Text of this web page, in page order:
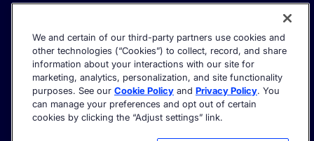
Erhalten Sie die neuesten Informationen zur KI-Suche – direkt in
Ihren Posteingang.
©2026 Algolia – Alle Rechte vorbehalten.
We and certain of our third-party partners use cookies and
other technologies (“Cookies”) to collect, record, and share
information about your interactions with our site for
marketing, analytics, personalization, and site functionality
purposes. See our Cookie Policy and Privacy Policy. You
can manage your preferences and opt out of certain
cookies by clicking the “Adjust settings” link.